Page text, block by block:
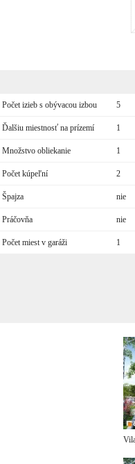
Počet izieb s obývacou izbou 5
Ďalšiu miestnosť na prízemí 1
Množstvo obliekanie 1
Počet kúpeľní 2
Špajza nie
Práčovňa nie
Počet miest v garáži 1